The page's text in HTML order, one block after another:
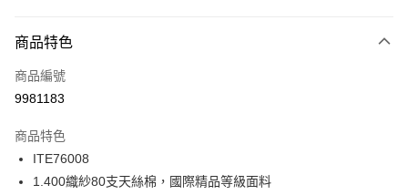
信用卡一次付款
信用卡分期付款
合作金庫商業銀行
華南商業銀行
上海商業儲蓄銀行
台北富邦商業銀行
Apple Pay
商品特色
商品編號
9981183
商品特色
ITE76008
1.400織紗80支天絲棉，國際精品等級面料